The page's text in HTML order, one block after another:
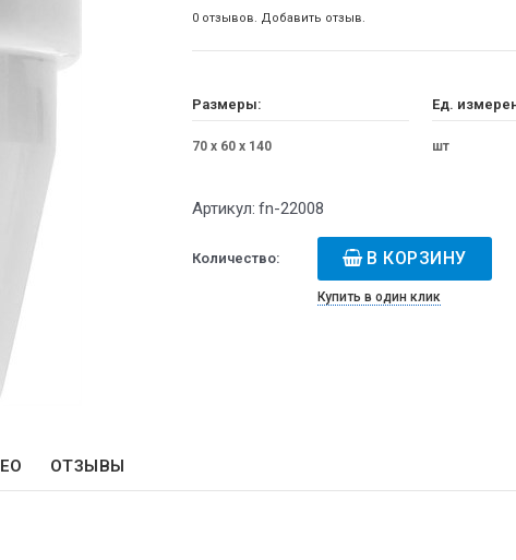
0 отзывов. Добавить отзыв.
Размеры:
70 x 60 x 140
Ед.
шт
Артикул: fn-22008
Количество: В КОРЗИНУ
Купить в один клик
ОТЗЫВЫ